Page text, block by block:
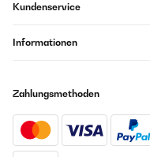
Kundenservice
Informationen
Zahlungsmethoden